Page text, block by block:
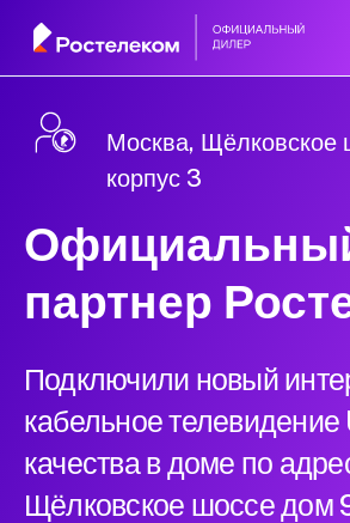
Москва, Щёлковское
корпус 3
партнер
Подключили новый
кабельное
качества в доме по
Щёлковское шоссе дом